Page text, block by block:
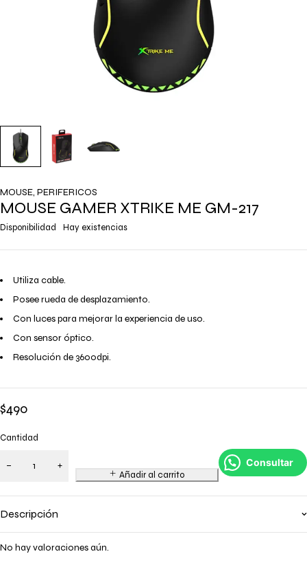
MOUSE, PERIFERICOS
MOUSE GAMER XTRIKE ME GM-217
Disponibilidad Hay existencias
Utiliza cable.
Posee rueda de desplazamiento.
Con luces para mejorar la experiencia de uso.
Con sensor óptico.
Resolución de 3600dpi.
$490
Cantidad
Añadir al carrito
Consultar
Descripción
No hay valoraciones aún.